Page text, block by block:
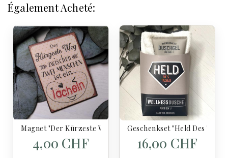
Également Acheté:
Magnet "Der Kürzeste Weg Zwischen Zwei Menschen Ist Ein
4,00 CHF
Geschenkset "Held Des
16,00 CHF